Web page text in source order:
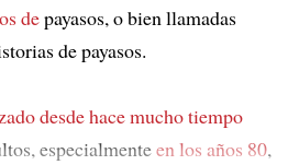
depayasos, o bien llamadas
de payasos.
desde hace mucho tiempo
especialmenteen los años 80,